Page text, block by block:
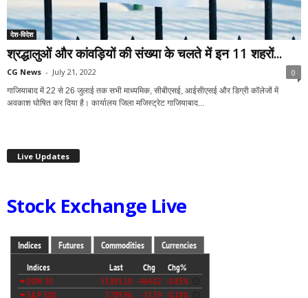
देश-विदेश
श्रद्धालुओं और कांवड़ियों की संख्या के चलते में इन 11 शहरों...
CG News - July 21, 2022 0
गाजियाबाद में 22 से 26 जुलाई तक सभी माध्यमिक, सीबीएसई, आईसीएसई और डिग्री कॉलेजों में
अवकाश घोषित कर दिया है। कार्यालय जिला मजिस्ट्रेट गाजियाबाद...
Live Updates
Stock Exchange Live